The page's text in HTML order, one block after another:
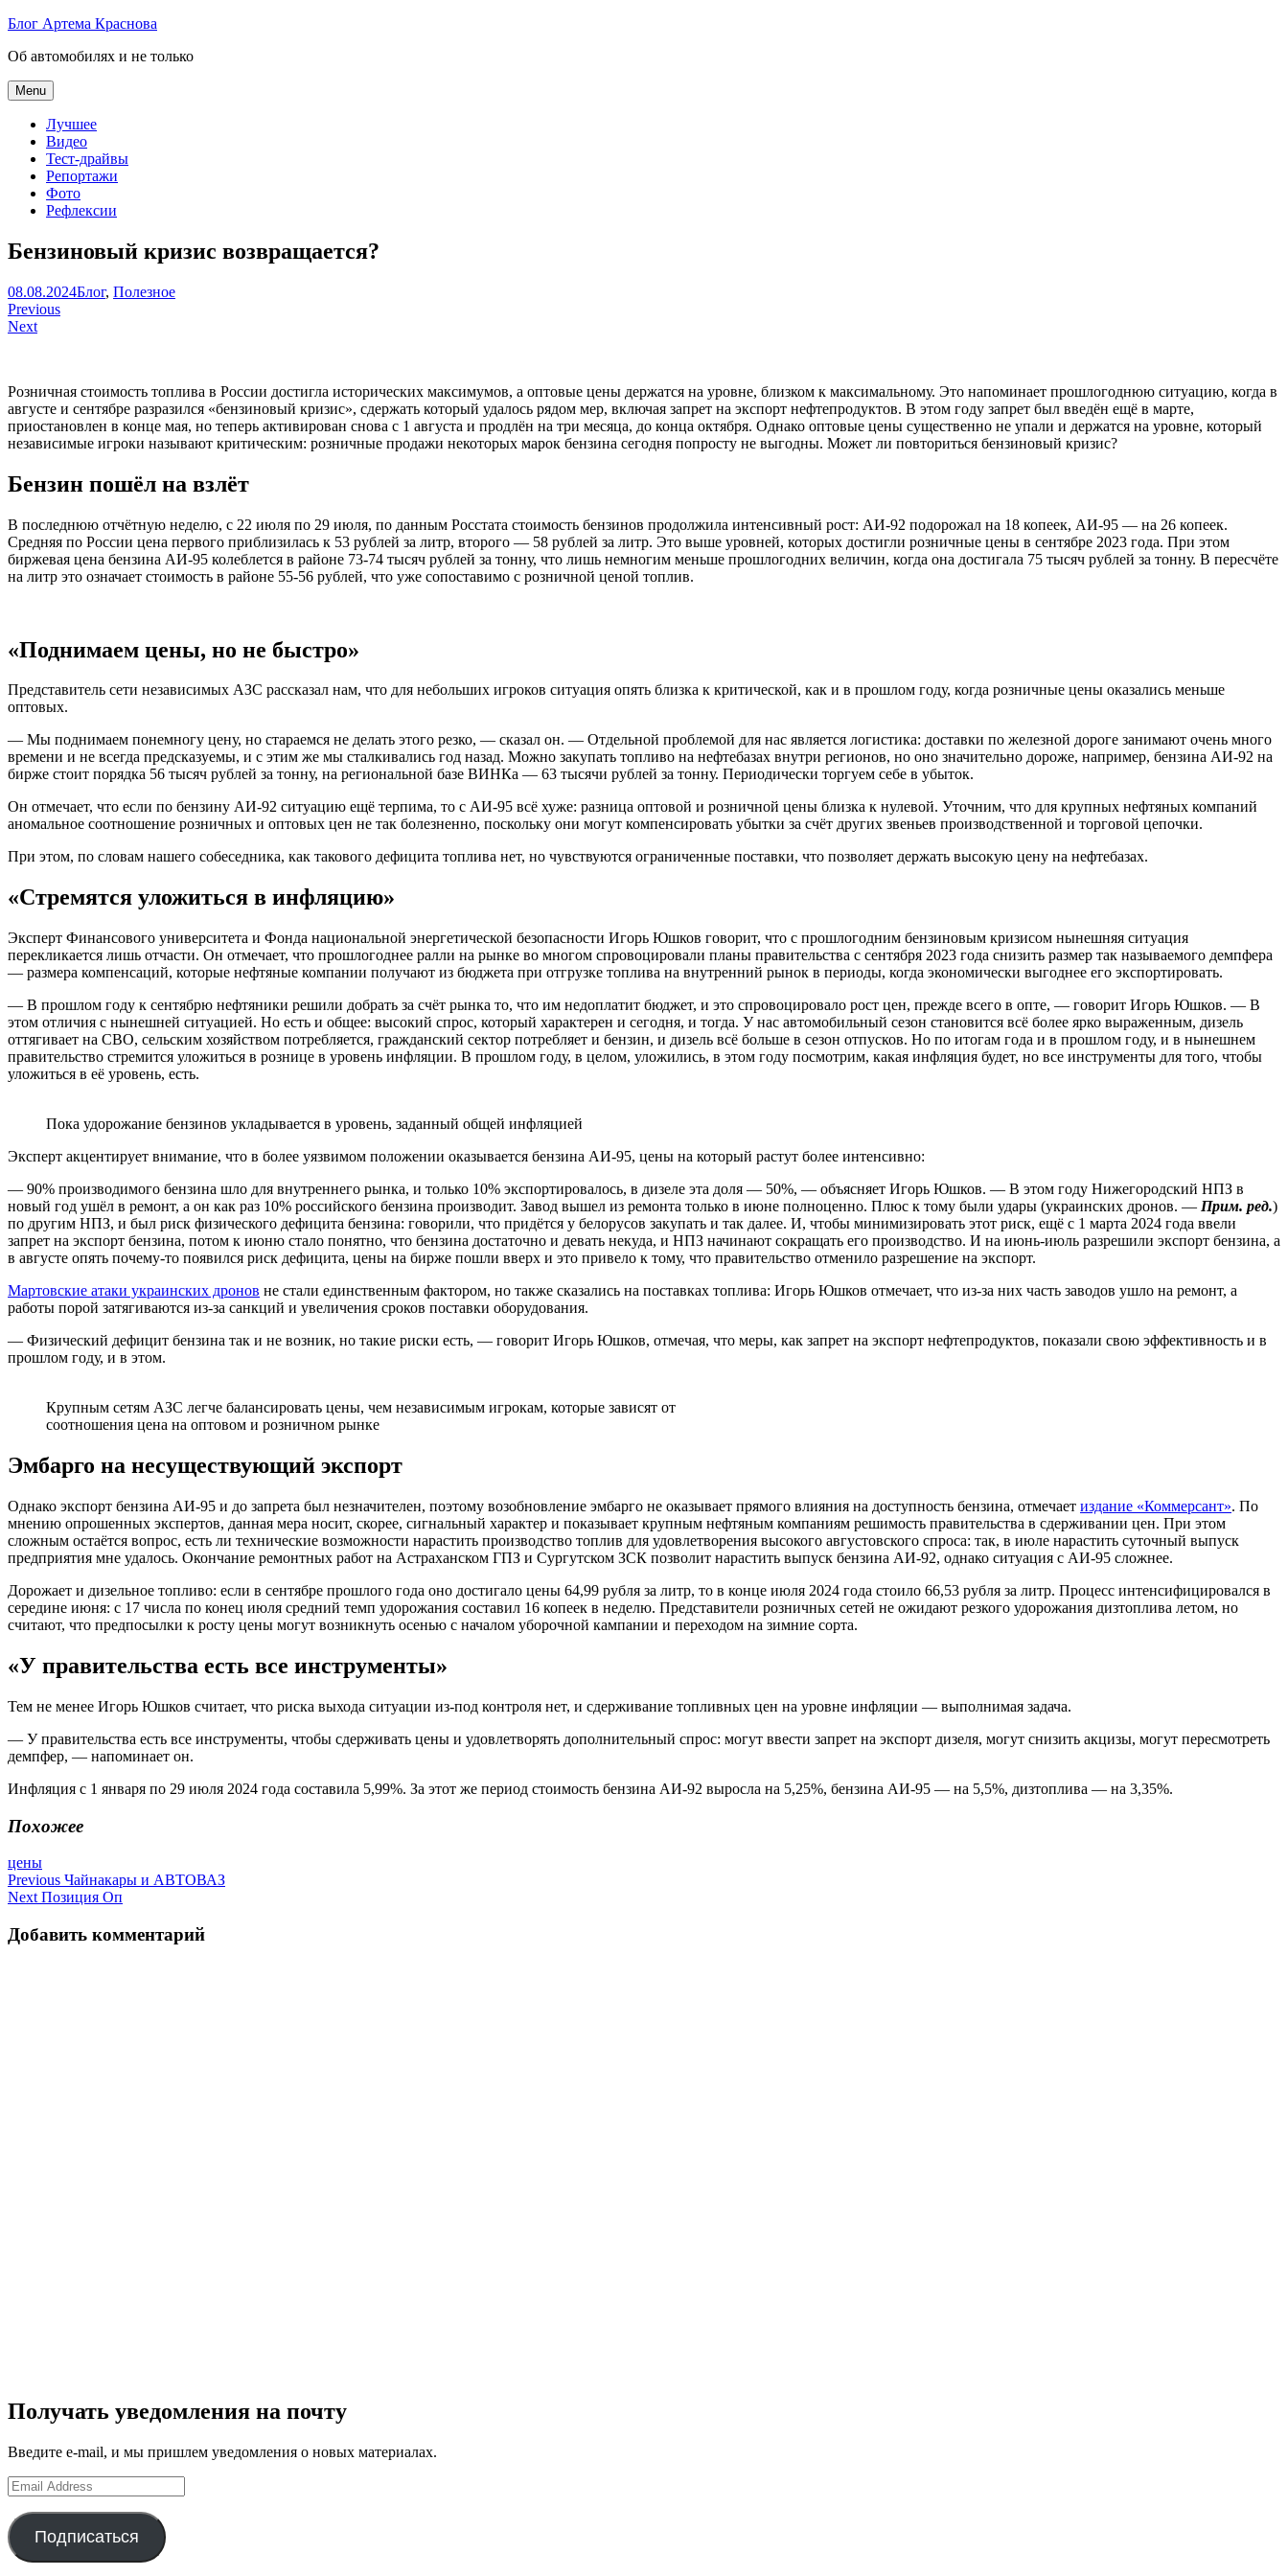
Skip
content
Блог Артема Краснова
Об автомобилях и не только
Menu
Лучшее
Видео
Тест-драйвы
Репортажи
Фото
Рефлексии
Бензиновый кризис возвращается?
Артем
Краснов
08.08.2024Блог, Полезное
Навигация
по
Previous
Next
Розничная стоимость топлива в России достигла исторических максимумов, а оптовые цены держатся на уровне, близком к максимальному. Это напоминает прошлогоднюю ситуацию, когда в
августе и сентябре разразился «бензиновый кризис», сдержать который удалось рядом мер, включая запрет на экспорт нефтепродуктов. В этом году запрет был введён ещё в марте,
приостановлен в конце мая, но теперь активирован снова с 1 августа и продлён на три месяца, до конца октября. Однако оптовые цены существенно не упали и держатся на уровне, который
независимые игроки называют критическим: розничные продажи некоторых марок бензина сегодня попросту не выгодны. Может ли повториться бензиновый кризис?
Бензин пошёл на взлёт
В последнюю отчётную неделю, с 22 июля по 29 июля, по данным Росстата стоимость бензинов продолжила интенсивный рост: АИ-92 подорожал на 18 копеек, АИ-95 — на 26 копеек.
Средняя по России цена первого приблизилась к 53 рублей за литр, второго — 58 рублей за литр. Это выше уровней, которых достигли розничные цены в сентябре 2023 года. При этом
биржевая цена бензина АИ-95 колеблется в районе 73-74 тысяч рублей за тонну, что лишь немногим меньше прошлогодних величин, когда она достигала 75 тысяч рублей за тонну. В пересчёте
на литр это означает стоимость в районе 55-56 рублей, что уже сопоставимо с розничной ценой топлив.
«Поднимаем цены, но не быстро»
Представитель сети независимых АЗС рассказал нам, что для небольших игроков ситуация опять близка к критической, как и в прошлом году, когда розничные цены оказались меньше
оптовых.
— Мы поднимаем понемногу цену, но стараемся не делать этого резко, — сказал он. — Отдельной проблемой для нас является логистика: доставки по железной дороге занимают очень много
времени и не всегда предсказуемы, и с этим же мы сталкивались год назад. Можно закупать топливо на нефтебазах внутри регионов, но оно значительно дороже, например, бензина АИ-92 на
бирже стоит порядка 56 тысяч рублей за тонну, на региональной базе ВИНКа — 63 тысячи рублей за тонну. Периодически торгуем себе в убыток.
Он отмечает, что если по бензину АИ-92 ситуацию ещё терпима, то с АИ-95 всё хуже: разница оптовой и розничной цены близка к нулевой. Уточним, что для крупных нефтяных компаний
аномальное соотношение розничных и оптовых цен не так болезненно, поскольку они могут компенсировать убытки за счёт других звеньев производственной и торговой цепочки.
При этом, по словам нашего собеседника, как такового дефицита топлива нет, но чувствуются ограниченные поставки, что позволяет держать высокую цену на нефтебазах.
«Стремятся уложиться в инфляцию»
Эксперт Финансового университета и Фонда национальной энергетической безопасности Игорь Юшков говорит, что с прошлогодним бензиновым кризисом нынешняя ситуация
перекликается лишь отчасти. Он отмечает, что прошлогоднее ралли на рынке во многом спровоцировали планы правительства с сентября 2023 года снизить размер так называемого демпфера
— размера компенсаций, которые нефтяные компании получают из бюджета при отгрузке топлива на внутренний рынок в периоды, когда экономически выгоднее его экспортировать.
— В прошлом году к сентябрю нефтяники решили добрать за счёт рынка то, что им недоплатит бюджет, и это спровоцировало рост цен, прежде всего в опте, — говорит Игорь Юшков. — В
этом отличия с нынешней ситуацией. Но есть и общее: высокий спрос, который характерен и сегодня, и тогда. У нас автомобильный сезон становится всё более ярко выраженным, дизель
оттягивает на СВО, сельским хозяйством потребляется, гражданский сектор потребляет и бензин, и дизель всё больше в сезон отпусков. Но по итогам года и в прошлом году, и в нынешнем
правительство стремится уложиться в рознице в уровень инфляции. В прошлом году, в целом, уложились, в этом году посмотрим, какая инфляция будет, но все инструменты для того, чтобы
уложиться в её уровень, есть.
Пока удорожание бензинов укладывается в уровень, заданный общей инфляцией
Эксперт акцентирует внимание, что в более уязвимом положении оказывается бензина АИ-95, цены на который растут более интенсивно:
— 90% производимого бензина шло для внутреннего рынка, и только 10% экспортировалось, в дизеле эта доля — 50%, — объясняет Игорь Юшков. — В этом году Нижегородский НПЗ в
новый год ушёл в ремонт, а он как раз 10% российского бензина производит. Завод вышел из ремонта только в июне полноценно. Плюс к тому были удары (украинских дронов. — Прим. ред.)
по другим НПЗ, и был риск физического дефицита бензина: говорили, что придётся у белорусов закупать и так далее. И, чтобы минимизировать этот риск, ещё с 1 марта 2024 года ввели
запрет на экспорт бензина, потом к июню стало понятно, что бензина достаточно и девать некуда, и НПЗ начинают сокращать его производство. И на июнь-июль разрешили экспорт бензина, а
в августе опять почему-то появился риск дефицита, цены на бирже пошли вверх и это привело к тому, что правительство отменило разрешение на экспорт.
Мартовские атаки украинских дронов не стали единственным фактором, но также сказались на поставках топлива: Игорь Юшков отмечает, что из-за них часть заводов ушло на ремонт, а
работы порой затягиваются из-за санкций и увеличения сроков поставки оборудования.
— Физический дефицит бензина так и не возник, но такие риски есть, — говорит Игорь Юшков, отмечая, что меры, как запрет на экспорт нефтепродуктов, показали свою эффективность и в
прошлом году, и в этом.
Крупным сетям АЗС легче балансировать цены, чем независимым игрокам, которые зависят от
соотношения цена на оптовом и розничном рынке
Эмбарго на несуществующий экспорт
Однако экспорт бензина АИ-95 и до запрета был незначителен, поэтому возобновление эмбарго не оказывает прямого влияния на доступность бензина, отмечает издание «Коммерсант». По
мнению опрошенных экспертов, данная мера носит, скорее, сигнальный характер и показывает крупным нефтяным компаниям решимость правительства в сдерживании цен. При этом
сложным остаётся вопрос, есть ли технические возможности нарастить производство топлив для удовлетворения высокого августовского спроса: так, в июле нарастить суточный выпуск
предприятия мне удалось. Окончание ремонтных работ на Астраханском ГПЗ и Сургутском ЗСК позволит нарастить выпуск бензина АИ-92, однако ситуация с АИ-95 сложнее.
Дорожает и дизельное топливо: если в сентябре прошлого года оно достигало цены 64,99 рубля за литр, то в конце июля 2024 года стоило 66,53 рубля за литр. Процесс интенсифицировался в
середине июня: с 17 числа по конец июля средний темп удорожания составил 16 копеек в неделю. Представители розничных сетей не ожидают резкого удорожания дизтоплива летом, но
считают, что предпосылки к росту цены могут возникнуть осенью с началом уборочной кампании и переходом на зимние сорта.
«У правительства есть все инструменты»
Тем не менее Игорь Юшков считает, что риска выхода ситуации из-под контроля нет, и сдерживание топливных цен на уровне инфляции — выполнимая задача.
— У правительства есть все инструменты, чтобы сдерживать цены и удовлетворять дополнительный спрос: могут ввести запрет на экспорт дизеля, могут снизить акцизы, могут пересмотреть
демпфер, — напоминает он.
Инфляция с 1 января по 29 июля 2024 года составила 5,99%. За этот же период стоимость бензина АИ-92 выросла на 5,25%, бензина АИ-95 — на 5,5%, дизтоплива — на 3,35%.
Похожее
цены
Навигация
по
записям
Previous Чайнакары и АВТОВАЗ
Next Позиция Оп
Добавить комментарий
Получать уведомления на почту
Введите e-mail, и мы пришлем уведомления о новых материалах.
Email
Address
Подписаться